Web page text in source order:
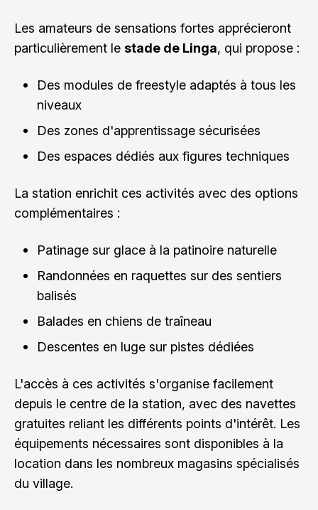
Les amateurs de sensations fortes apprécieront
particulièrement le stade de Linga, qui propose :
Des modules de freestyle adaptés à tous les
niveaux
Des zones d'apprentissage sécurisées
Des espaces dédiés aux figures techniques
La station enrichit ces activités avec des options
complémentaires :
Patinage sur glace à la patinoire naturelle
Randonnées en raquettes sur des sentiers
balisés
Balades en chiens de traîneau
Descentes en luge sur pistes dédiées
L'accès à ces activités s'organise facilement
depuis le centre de la station, avec des navettes
gratuites reliant les différents points d'intérêt. Les
équipements nécessaires sont disponibles à la
location dans les nombreux magasins spécialisés
du village.